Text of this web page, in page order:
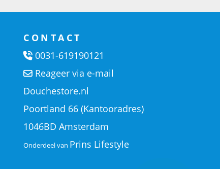
CONTACT
0031-619190121
Reageer via e-mail
Douchestore.nl
Poortland 66 (Kantooradres)
1046BD Amsterdam
Onderdeel van Prins Lifestyle